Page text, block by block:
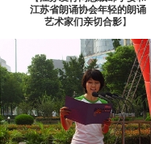
江苏省朗诵协会年轻的朗诵
艺术家们亲切合影】